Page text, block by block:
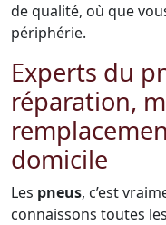
de qualité, où que
périphérie.
Experts du
réparation,
domicile
Les pneus, c’est
connaissons toutes